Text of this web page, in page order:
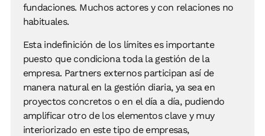
fundaciones. Muchos actores y con relaciones no
habituales.
Esta indefinición de los límites es importante
puesto que condiciona toda la gestión de la
empresa. Partners externos participan así de
manera natural en la gestión diaria, ya sea en
proyectos concretos o en el día a día, pudiendo
amplificar otro de los elementos clave y muy
interiorizado en este tipo de empresas,